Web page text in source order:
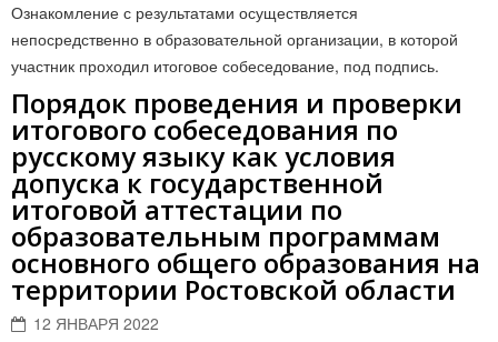
Ознакомление с результатами осуществляется
непосредственно в образовательной организации, в которой
участник проходил итоговое собеседование, под подпись.
Порядок проведения и проверки
итогового собеседования по
русскому языку как условия
допуска к государственной
итоговой аттестации по
образовательным программам
основного общего образования на
территории Ростовской области
12 ЯНВАРЯ 2022